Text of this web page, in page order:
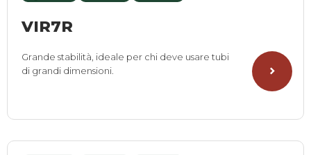
VIR7R
Grande stabilità, ideale per chi deve usare tubi
di grandi dimensioni.